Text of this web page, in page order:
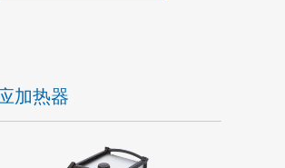
加热器